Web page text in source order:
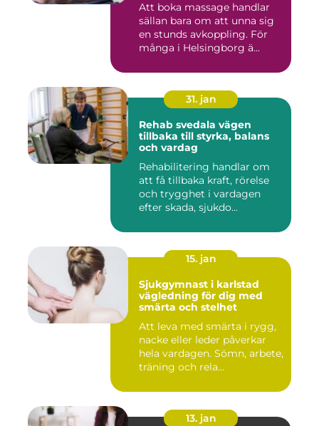
Att boka massage handlar
sällan bara om att unna sig
en stunds avkoppling. För
många i Helsingborg ä...
31. jan
Rehab svedala vägen
tillbaka till styrka, balans
och vardag
Rehabilitering handlar om
att få tillbaka kraft, rörelse
och trygghet i vardagen
efter skada, sjukdo...
15. jan
Sjukgymnast i karlstad
vägledning för dig med
smärta och stelhet
Att leva med smärta i rygg,
nacke eller leder påverkar
hela vardagen. Sömn, arbete,
träning och rela...
13. jan